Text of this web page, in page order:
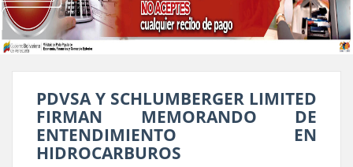
PDVSA Y SCHLUMBERGER LIMITED
FIRMAN MEMORANDO DE
ENTENDIMIENTO EN
HIDROCARBUROS